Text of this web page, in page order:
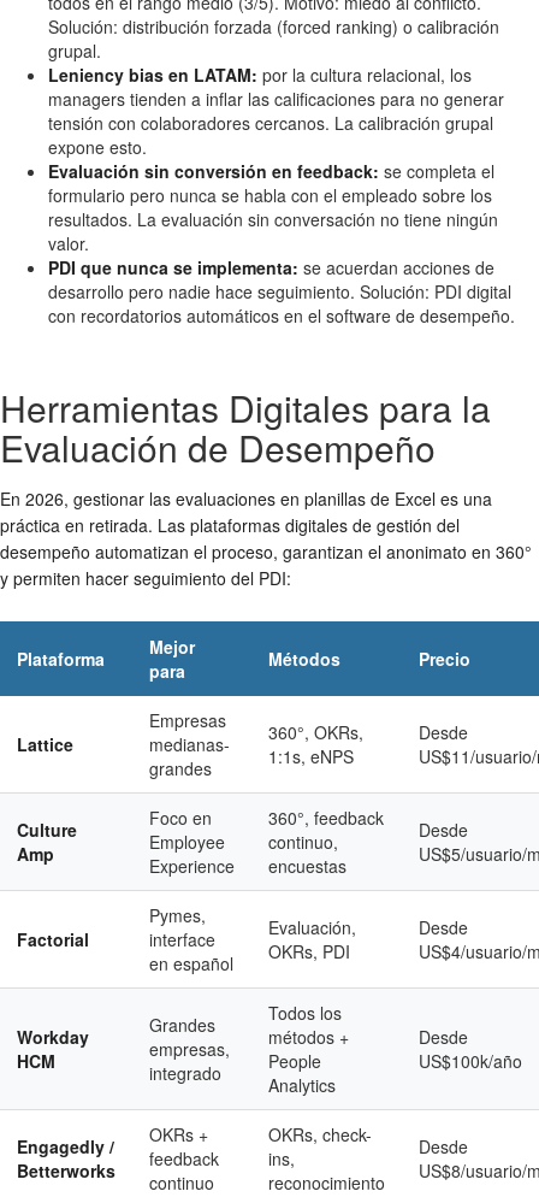
Solución: distribución forzada (forced ranking) o calibración
grupal.
Leniency bias en LATAM: por la cultura relacional, los
managers tienden a inflar las calificaciones para no generar
tensión con colaboradores cercanos. La calibración grupal
expone esto.
Evaluación sin conversión en feedback: se completa el
formulario pero nunca se habla con el empleado sobre los
resultados. La evaluación sin conversación no tiene ningún
valor.
PDI que nunca se implementa: se acuerdan acciones de
desarrollo pero nadie hace seguimiento. Solución: PDI digital
con recordatorios automáticos en el software de desempeño.
Herramientas Digitales para la
Evaluación de Desempeño
En 2026, gestionar las evaluaciones en planillas de Excel es una
práctica en retirada. Las plataformas digitales de gestión del
desempeño automatizan el proceso, garantizan el anonimato en 360°
y permiten hacer seguimiento del PDI:
Plataforma
Mejor
para
Métodos Precio
Lattice
Empresas
medianas-
grandes
360°, OKRs,
1:1s, eNPS
Desde
US$11/
Culture
Amp
Foco en
Employee
Experience
360°, feedback
continuo,
encuestas
Desde
US$5/usuario/
Factorial
Pymes,
interface
en español
Evaluación,
OKRs, PDI
Desde
US$4/usuario/
Workday
HCM
Grandes
empresas,
integrado
Todos los
métodos +
People
Analytics
Desde
US$100k/año
Engagedly /
Betterworks
OKRs +
feedback
continuo
OKRs, check-
ins,
reconocimiento
Desde
US$8/usuario/